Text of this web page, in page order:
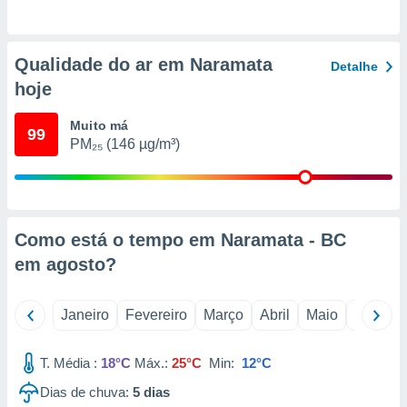
ou opor-
qualquer
em “
na
num
para
Qualidade do ar em Naramata
hoje
Detalhe
99 Muito má
PM₂₅ (146 µg/m³)
Como está o tempo em Naramata - BC
em agosto?
Janeiro Fevereiro Março Abril Maio Junho
T. Média : 18°C Máx.: 25°C Min: 12°C
Dias de chuva: 5 dias